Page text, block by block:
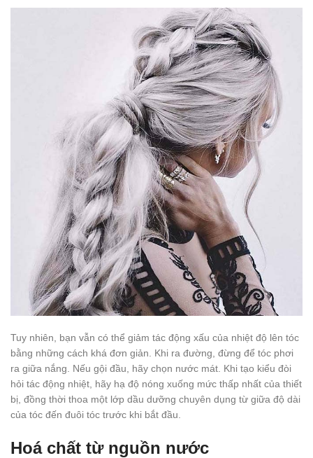
Tuy nhiên, bạn vẫn có thể giảm tác động xấu của nhiệt độ lên tóc
bằng những cách khá đơn giản. Khi ra đường, đừng để tóc phơi
ra giữa nắng. Nếu gội đầu, hãy chọn nước mát. Khi tạo kiểu đòi
hỏi tác động nhiệt, hãy hạ độ nóng xuống mức thấp nhất của thiết
bị, đồng thời thoa một lớp dầu dưỡng chuyên dụng từ giữa độ dài
của tóc đến đuôi tóc trước khi bắt đầu.
Hoá chất từ nguồn nước